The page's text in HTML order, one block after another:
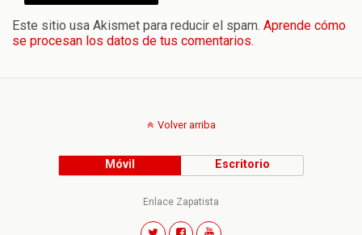
Este sitio usa Akismet para reducir el spam. Aprende cómo
se procesan los datos de tus comentarios.
Volver arriba
Móvil Escritorio
Enlace Zapatista